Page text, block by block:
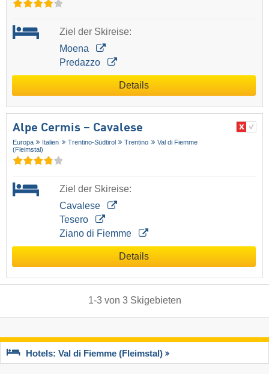
Ziel der Skireise:
Moena
Predazzo
Details
Alpe Cermis – Cavalese
Europa Italien Trentino-Südtirol Trentino
Val di Fiemme
(Fleimstal)
Ziel der Skireise:
Cavalese
Tesero
Ziano di Fiemme
Details
1-3von 3 Skigebieten
Hotels: Val di Fiemme (Fleimstal)